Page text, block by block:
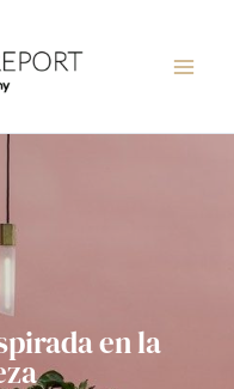
en la